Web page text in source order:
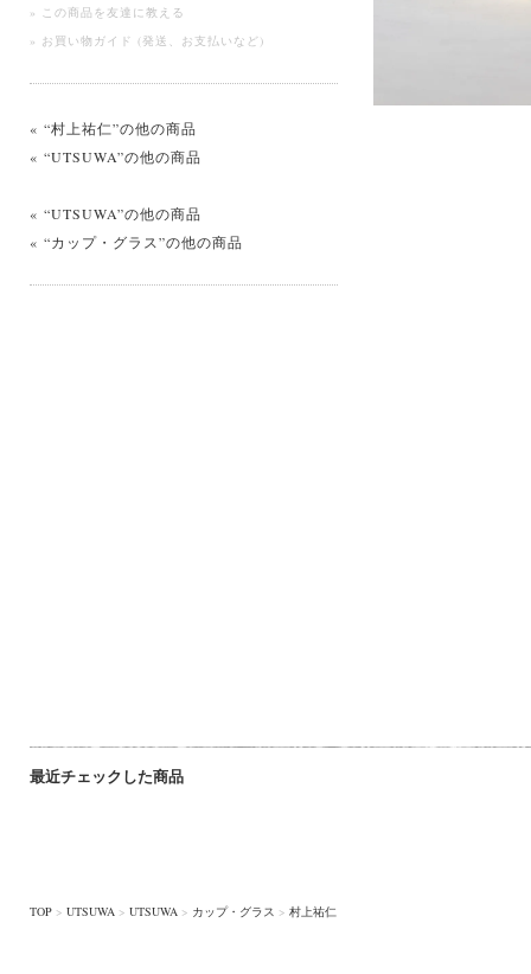
» この商品を友達に教える
» お買い物ガイド (発送、お支払いなど)
« “村上祐仁”の他の商品
« “UTSUWA”の他の商品
« “UTSUWA”の他の商品
« “カップ・グラス”の他の商品
最近チェックした商品
TOP > UTSUWA > UTSUWA > カップ・グラス > 村上祐仁